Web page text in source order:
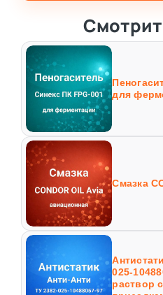
для
Смазка
025-
раствор